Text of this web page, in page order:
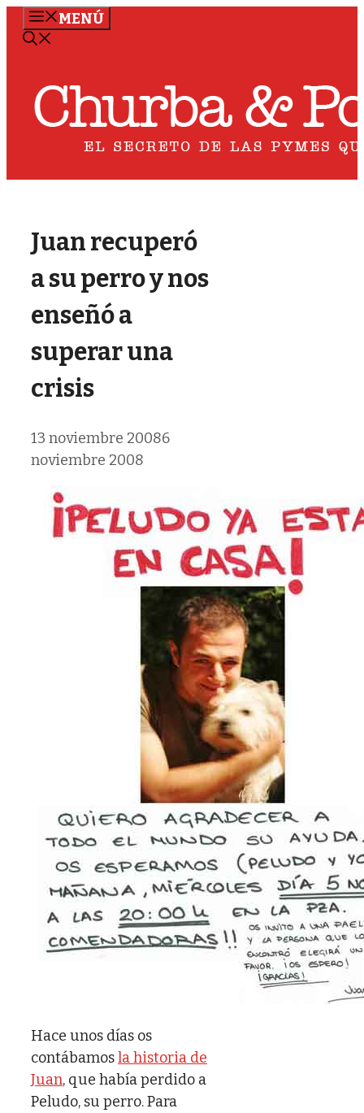
Saltar
MENÚ
Juan recuperó
a su perro y nos
enseñó a
superar una
crisis
13 noviembre 20086
noviembre 2008
Hace unos días os
contábamosla historia de
Juan, que había perdido a
Peludo, su perro. Para